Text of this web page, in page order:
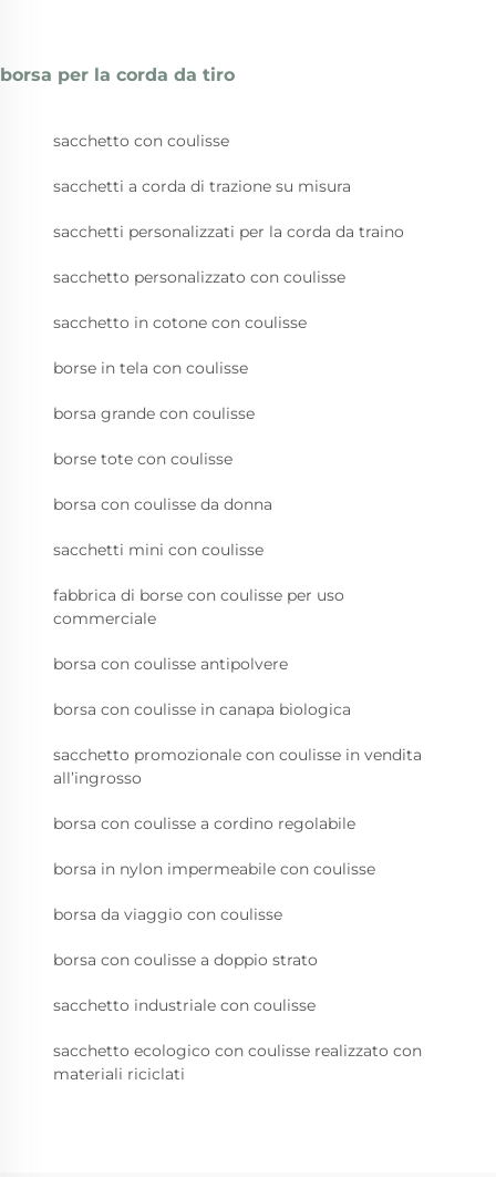
borsa per la corda da tiro
sacchetto con coulisse
sacchetti a corda di trazione su misura
sacchetti personalizzati per la corda da traino
sacchetto personalizzato con coulisse
sacchetto in cotone con coulisse
borse in tela con coulisse
borsa grande con coulisse
borse tote con coulisse
borsa con coulisse da donna
sacchetti mini con coulisse
fabbrica di borse con coulisse per uso
commerciale
borsa con coulisse antipolvere
borsa con coulisse in canapa biologica
sacchetto promozionale con coulisse in vendita
all’ingrosso
borsa con coulisse a cordino regolabile
borsa in nylon impermeabile con coulisse
borsa da viaggio con coulisse
borsa con coulisse a doppio strato
sacchetto industriale con coulisse
sacchetto ecologico con coulisse realizzato con
materiali riciclati